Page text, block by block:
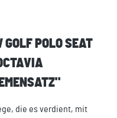
POLO SEAT
die es verdient, mit